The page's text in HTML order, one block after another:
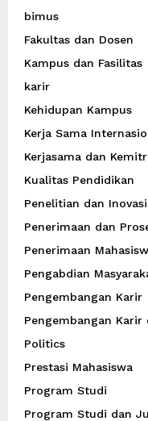
bimus
Fakultas dan Dosen
Kampus dan Fasilitas
karir
Kehidupan Kampus
Kerja Sama
Kerjasama dan
Kualitas Pendidikan
Penelitian dan Inovasi
Penerimaan dan
Penerimaan
Pengabdian
Pengembangan Karir
Pengembangan Karir
Politics
Prestasi Mahasiswa
Program Studi
Program Studi dan